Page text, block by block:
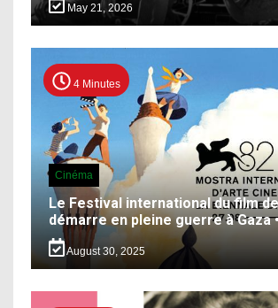
May 21, 2026
4 Minutes
Cinéma
Le Festival international du film
démarre en pleine guerre à Gaza
August 30, 2025